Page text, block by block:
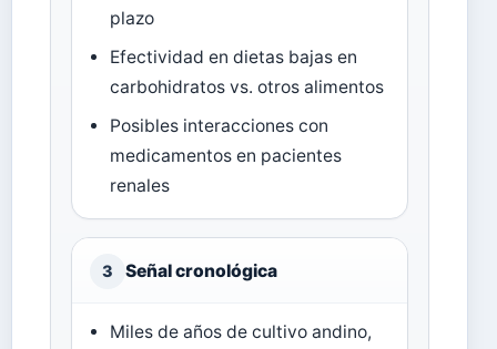
plazo
Efectividad en dietas bajas en
carbohidratos vs. otros alimentos
Posibles interacciones con
medicamentos en pacientes
renales
3 Señal cronológica
Miles de años de cultivo andino,